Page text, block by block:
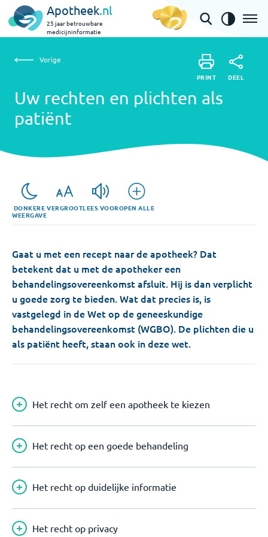
Apotheek.nl
25 jaar betrouwbare
medicijninformatie
Uw rechten en plichten als patiënt
Vorige
Uw rechten en plichten als
patiënt
PRINT DEEL
DONKERE
WEERGAVE
VERGROOTLEES VOOROPEN ALLE
Gaat u met een recept naar de apotheek? Dat
betekent dat u met de apotheker een
behandelingsovereenkomst afsluit. Hij is dan verplicht
u goede zorg te bieden. Wat dat precies is, is
vastgelegd in de Wet op de geneeskundige
behandelingsovereenkomst (WGBO). De plichten die u
als patiënt heeft, staan ook in deze wet.
Het recht om zelf een apotheek te kiezen
Het recht op een goede behandeling
Het recht op duidelijke informatie
Het recht op privacy